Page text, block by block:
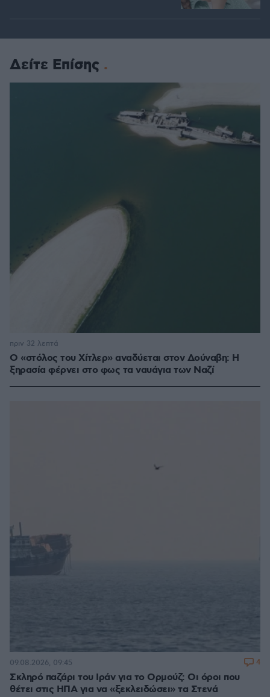
Δείτε Επίσης
Ο «στόλος του Χίτλερ» αναδύεται στον Δούναβη: Η
ξηρασία φέρνει στο φως τα ναυάγια των Ναζί
πριν 32 λεπτά
Σκληρό παζάρι του Ιράν για το Ορμούζ: Οι όροι που
θέτει στις ΗΠΑ για να «ξεκλειδώσει» τα Στενά
09.08.2026, 09:45 4